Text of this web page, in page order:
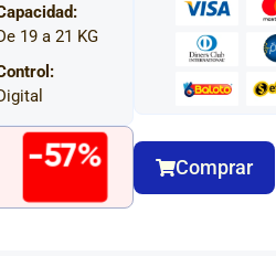
19 a 21 KG
-57% Comprar